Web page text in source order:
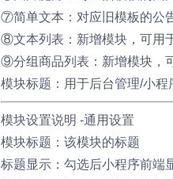
⑦简单文本：对应旧模板的公
⑧文本列表：新增模块，可用
⑨分组商品列表：新增模块，
模块标题： 用于后台管理/小程
模块设置说明 -通用设置
模块标题：该模块的标题
标题显示：勾选后小程序前端